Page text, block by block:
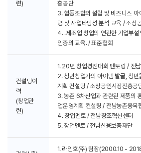
련)
흥공단
3. 협동조합의 설립 및 비즈니스 아
령 및 사업타당성 분석 교육 / 소상
4. .제조업 창업의 연관한 기업부
인증의 교육. / 표준협회
컨설팅이
력
(창업관
련)
1. 20년 창업경진대회 멘토링 / 전
2. 청년창업가의 아이템 발굴, 청
계획 컨설팅 / 소상공인시장진흥공
3. 농촌 6차산업과 관련된 제품의
업운영계획 컨설팅 / 전남농촌융복
4. 창업멘토 / 전남창조혁신센터
5. 창업멘토 / 전남신용보증재단
1. 라인호(주) 팀장(2000.10 -